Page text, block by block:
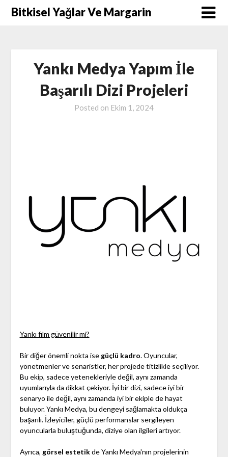
SkipBitkisel Yağlar Ve Margarin
Yankı Medya Yapım İle
Başarılı Dizi Projeleri
Posted on Ekim 1, 2024
Yankı film güvenilir mi?
Bir diğer önemli nokta ise güçlü kadro. Oyuncular,
yönetmenler ve senaristler, her projede titizlikle seçiliyor.
Bu ekip, sadece yetenekleriyle değil, aynı zamanda
uyumlarıyla da dikkat çekiyor. İyi bir dizi, sadece iyi bir
senaryo ile değil, aynı zamanda iyi bir ekiple de hayat
buluyor. Yankı Medya, bu dengeyi sağlamakta oldukça
başarılı. İzleyiciler, güçlü performanslar sergileyen
oyuncularla buluştuğunda, diziye olan ilgileri artıyor.
Ayrıca, görsel estetikde Yankı Medya'nın projelerinin